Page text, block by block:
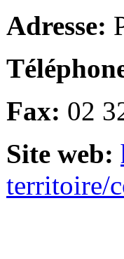
Adresse:
Fax: 02
Site web:
territoire/